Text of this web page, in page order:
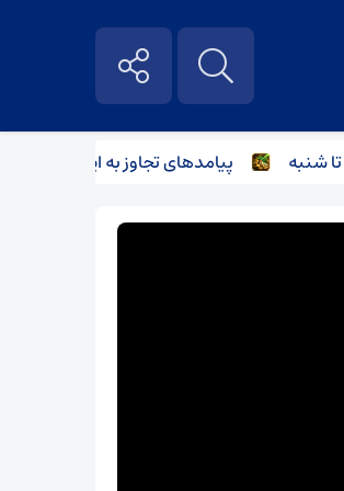
پیامدهای تجاوز به ایران؛ زیان حدود ۲۰۰ میلیون یورویی شرکت هواپیمایی مجارستان